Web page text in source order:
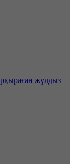
жұлдыз